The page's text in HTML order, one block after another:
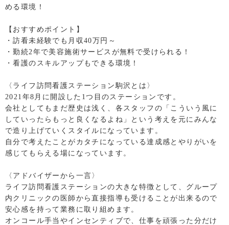
める環境！
【おすすめポイント】
・訪看未経験でも月収40万円～
・勤続2年で美容施術サービスが無料で受けられる！
・看護のスキルアップもできる環境！
〈ライフ訪問看護ステーション駒沢とは〉
2021年8月に開設した1つ目のステーションです。
会社としてもまだ歴史は浅く、各スタッフの「こういう風に
していったらもっと良くなるよね」という考えを元にみんな
で造り上げていくスタイルになっています。
自分で考えたことがカタチになっている達成感とやりがいを
感じてもらえる場になっています。
〈アドバイザーから一言〉
ライフ訪問看護ステーションの大きな特徴として、グループ
内クリニックの医師から直接指導も受けることが出来るので
安心感を持って業務に取り組めます。
オンコール手当やインセンティブで、仕事を頑張った分だけ